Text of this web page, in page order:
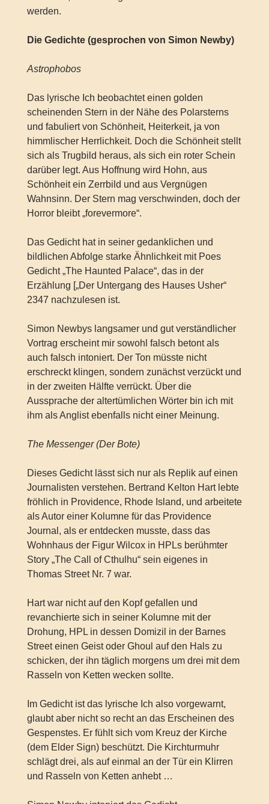
werden.
Die Gedichte (gesprochen von Simon Newby)
Astrophobos
Das lyrische Ich beobachtet einen golden
scheinenden Stern in der Nähe des Polarsterns
und fabuliert von Schönheit, Heiterkeit, ja von
himmlischer Herrlichkeit. Doch die Schönheit stellt
sich als Trugbild heraus, als sich ein roter Schein
darüber legt. Aus Hoffnung wird Hohn, aus
Schönheit ein Zerrbild und aus Vergnügen
Wahnsinn. Der Stern mag verschwinden, doch der
Horror bleibt „forevermore“.
Das Gedicht hat in seiner gedanklichen und
bildlichen Abfolge starke Ähnlichkeit mit Poes
Gedicht „The Haunted Palace“, das in der
Erzählung [„Der Untergang des Hauses Usher“
2347 nachzulesen ist.
Simon Newbys langsamer und gut verständlicher
Vortrag erscheint mir sowohl falsch betont als
auch falsch intoniert. Der Ton müsste nicht
erschreckt klingen, sondern zunächst verzückt und
in der zweiten Hälfte verrückt. Über die
Aussprache der altertümlichen Wörter bin ich mit
ihm als Anglist ebenfalls nicht einer Meinung.
The Messenger (Der Bote)
Dieses Gedicht lässt sich nur als Replik auf einen
Journalisten verstehen. Bertrand Kelton Hart lebte
fröhlich in Providence, Rhode Island, und arbeitete
als Autor einer Kolumne für das Providence
Journal, als er entdecken musste, dass das
Wohnhaus der Figur Wilcox in HPLs berühmter
Story „The Call of Cthulhu“ sein eigenes in
Thomas Street Nr. 7 war.
Hart war nicht auf den Kopf gefallen und
revanchierte sich in seiner Kolumne mit der
Drohung, HPL in dessen Domizil in der Barnes
Street einen Geist oder Ghoul auf den Hals zu
schicken, der ihn täglich morgens um drei mit dem
Rasseln von Ketten wecken sollte.
Im Gedicht ist das lyrische Ich also vorgewarnt,
glaubt aber nicht so recht an das Erscheinen des
Gespenstes. Er fühlt sich vom Kreuz der Kirche
(dem Elder Sign) beschützt. Die Kirchturmuhr
schlägt drei, als auf einmal an der Tür ein Klirren
und Rasseln von Ketten anhebt …